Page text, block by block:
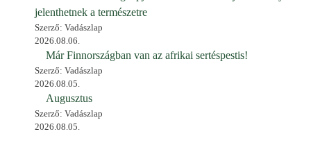
jelenthetnek a természetre
Szerző: Vadászlap
2026.08.06.
Már Finnországban van az afrikai sertéspestis!
Szerző: Vadászlap
2026.08.05.
Augusztus
Szerző: Vadászlap
2026.08.05.